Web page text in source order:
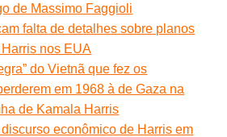
de Massimo Faggioli
falta de detalhes sobre planos
nos EUA
do Vietnã que fez os
em 1968 à de Gaza na
de Kamala Harris
econômico de Harris em